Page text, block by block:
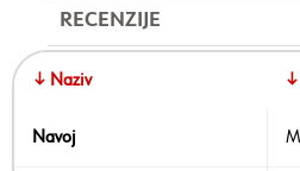
RECENZIJE
↓ Naziv ↓
Navoj